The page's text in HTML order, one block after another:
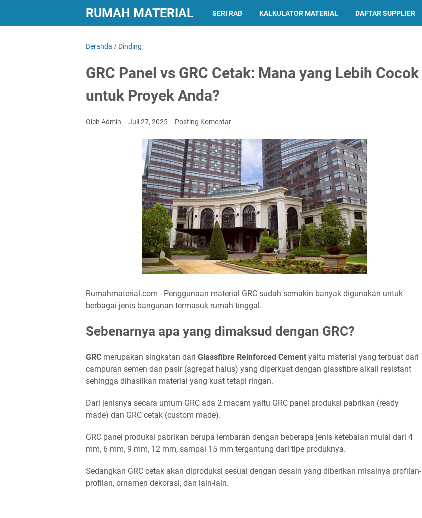
RUMAH MATERIAL SERI RAB KALKULATOR MATERIAL DAFTAR SUPPLIER
Beranda / Dinding
GRC Panel vs GRC Cetak: Mana yang Lebih Cocok
untuk Proyek Anda?
Oleh Admin Juli 27, 2025 Posting Komentar
Rumahmaterial.com - Penggunaan material GRC sudah semakin banyak digunakan untuk
berbagai jenis bangunan termasuk rumah tinggal.
Sebenarnya apa yang dimaksud dengan GRC?
GRC merupakan singkatan dari Glassfibre Reinforced Cement yaitu material yang terbuat dari
campuran semen dan pasir (agregat halus) yang diperkuat dengan glassfibre alkali resistant
sehingga dihasilkan material yang kuat tetapi ringan.
Dari jenisnya secara umum GRC ada 2 macam yaitu GRC panel produksi pabrikan (ready
made) dan GRC cetak (custom made).
GRC panel produksi pabrikan berupa lembaran dengan beberapa jenis ketebalan mulai dari 4
mm, 6 mm, 9 mm, 12 mm, sampai 15 mm tergantung dari tipe produknya.
Sedangkan GRC cetak akan diproduksi sesuai dengan desain yang diberikan misalnya profilan-
profilan, ornamen dekorasi, dan lain-lain.